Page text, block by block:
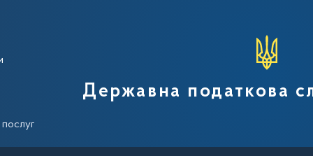
Державної податкової
Державна податкова